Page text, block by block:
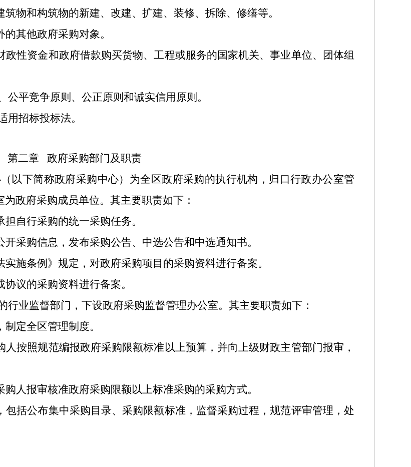
物和构筑物的新建、改建、扩建、装修、拆除、修缮等。
其他政府采购对象。
性资金和政府借款购买货物、工程或服务的国家机关、事业单位、团体组
平竞争原则、公正原则和诚实信用原则。
用招标投标法。
第二章
政府采购部门及职责
以下简称政府采购中心）为全区政府采购的执行机构，归口行政办公室管
政府采购成员单位。其主要职责如下：
自行采购的统一采购任务。
采购信息，发布采购公告、中选公告和中选通知书。
施条例》规定，对政府采购项目的采购资料进行备案。
议的采购资料进行备案。
行业监督部门，下设政府采购监督管理办公室。其主要职责如下：
定全区管理制度。
人按照规范编报政府采购限额标准以上预算，并向上级财政主管部门报审，
人报审核准政府采购限额以上标准采购的采购方式。
包括公布集中采购目录、采购限额标准，监督采购过程，规范评审管理，处